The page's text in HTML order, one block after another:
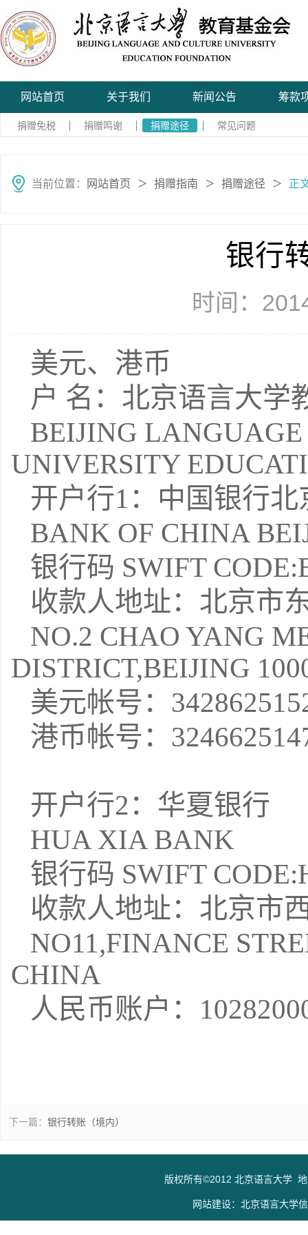
网站首页 关于我们 新闻公告 筹款
捐赠免税 捐赠鸣谢 捐赠途径 常见问题
当前位置： 网站首页 ＞ 捐赠指南 ＞ 捐赠途径 ＞ 正
银行
时间：
美元、港币
户 名：北京语言大学
BEIJING
UNIVERSITY
开户行1：中国银行北
BANK OF CHINA
银行码 SWIFT
收款人地址：北京市
NO.2 CHAO YANG
DISTRICT,BEIJING
美元帐号：
港币帐号：
开户行2：华夏银行
HUA XIA BANK
银行码 SWIFT
收款人地址：北京市
NO11,FINANCE
CHINA
人民币账户：
下一篇： 银行转账（境内）
版权所有©2012 北京语言大学
网站建设：北京语言大学